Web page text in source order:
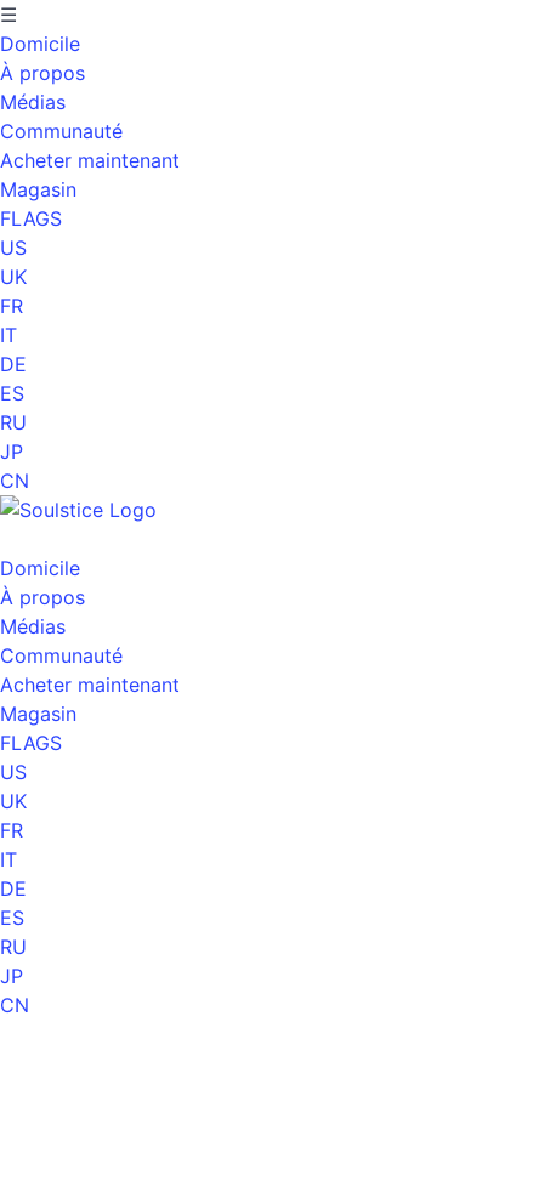
☰
Domicile
À propos
Médias
Communauté
Acheter maintenant
Magasin
FLAGS
US
UK
FR
IT
DE
ES
RU
JP
CN
Domicile
À propos
Médias
Communauté
Acheter maintenant
Magasin
FLAGS
US
UK
FR
IT
DE
ES
RU
JP
CN